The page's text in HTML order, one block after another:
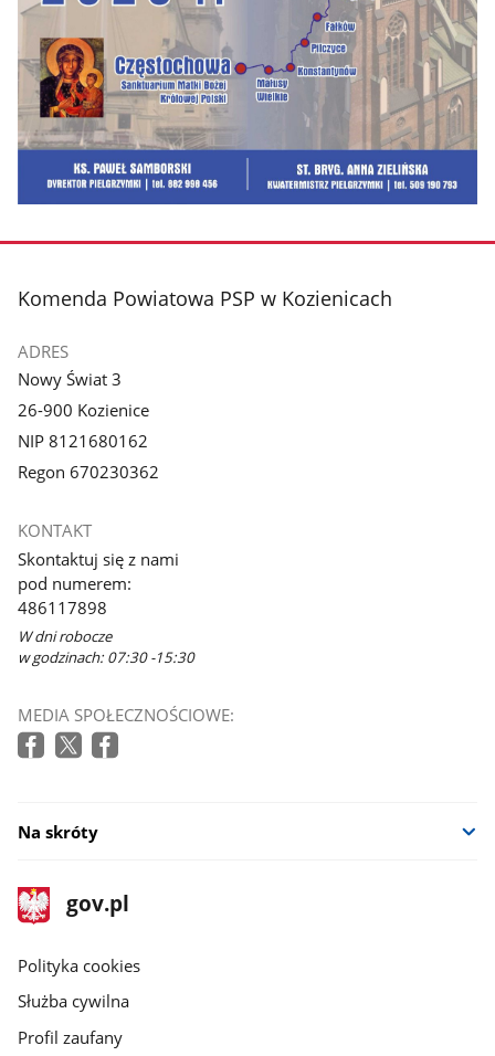
stopka
Komenda Powiatowa PSP w Kozienicach
ADRES
Nowy Świat 3
26-900 Kozienice
NIP 8121680162
Regon 670230362
KONTAKT
Skontaktuj się z nami
pod numerem:
486117898
W dni robocze
w godzinach: 07:30 -15:30
MEDIA SPOŁECZNOŚCIOWE:
Na skróty
stopka
gov.pl
Strona
gov.pl
gov.pl
Polityka cookies
Służba cywilna
Profil zaufany